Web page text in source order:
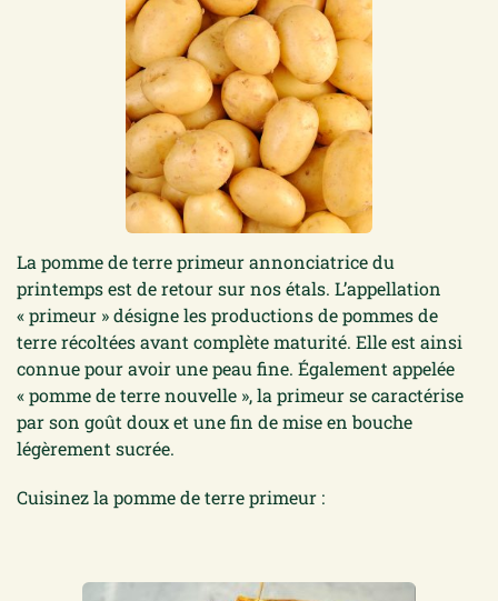
La pomme de terre primeur annonciatrice du
printemps est de retour sur nos étals. L’appellation
« primeur » désigne les productions de pommes de
terre récoltées avant complète maturité. Elle est ainsi
connue pour avoir une peau fine. Également appelée
« pomme de terre nouvelle », la primeur se caractérise
par son goût doux et une fin de mise en bouche
légèrement sucrée.
Cuisinez la pomme de terre primeur :